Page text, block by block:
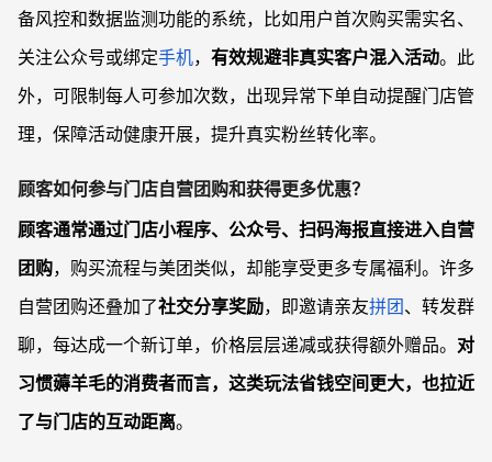
备风控和数据监测功能的系统，比如用户首次购买需实名、
关注公众号或绑定手机， 有效规避非真实客户混入活动。此
外，可限制每人可参加次数，出现异常下单自动提醒门店管
理，保障活动健康开展，提升真实粉丝转化率。
顾客如何参与门店自营团购和获得更多优惠？
顾客通常通过门店小程序、公众号、扫码海报直接进入自营
团购，购买流程与美团类似，却能享受更多专属福利。许多
自营团购还叠加了社交分享奖励，即邀请亲友拼团、转发群
聊，每达成一个新订单，价格层层递减或获得额外赠品。 对
习惯薅羊毛的消费者而言，这类玩法省钱空间更大，也拉近
了与门店的互动距离。